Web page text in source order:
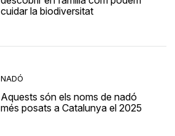
cuidar la biodiversitat
NADÓ
Aquests són els noms de nadó
més posats a Catalunya el 2025